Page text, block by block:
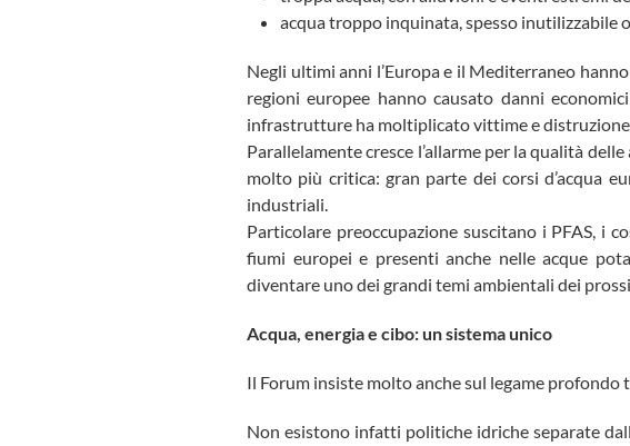
acqua troppo inquinata, spesso inutilizzabile
Negli ultimi anni l’Europa e il Mediterraneo
regioni europee hanno causato danni
infrastrutture ha moltiplicato vittime e
Parallelamente cresce l’allarme per la qualità
molto più critica: gran parte dei corsi d’acqua
industriali.
Particolare preoccupazione suscitano i PFAS, i
fiumi europei e presenti anche nelle acque
diventare uno dei grandi temi ambientali dei
Acqua, energia e cibo: un sistema unico
Il Forum insiste molto anche sul legame profondo
Non esistono infatti politiche idriche separate